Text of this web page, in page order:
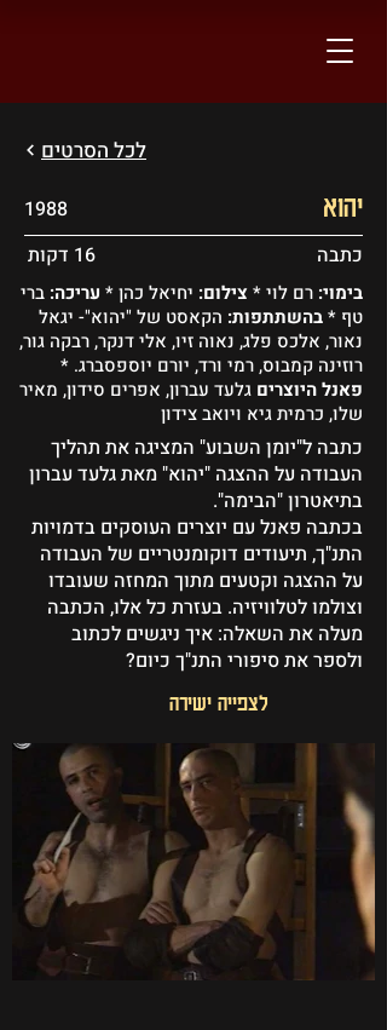
לכל הסרטים
יהוא
1988
16 דקות
כתבה
בימוי: רם לוי *צילום: יחיאל כהן * עריכה: ברי
טף *בהשתתפות: הקאסט של "יהוא"- יגאל
נאור, אלכס פלג, נאוה זיו, אלי דנקר, רבקה גור,
רוזינה קמבוס, רמי ורד, יורם יוספסברג. *
פאנל היוצרים גלעד עברון, אפרים סידון, מאיר
שלו, כרמית גיא ויואב צידון
כתבה ל"יומן השבוע" המציגה את תהליך
העבודה על ההצגה "יהוא" מאת גלעד עברון
בתיאטרון "הבימה".
בכתבה פאנל עם יוצרים העוסקים בדמויות
התנ"ך, תיעודים דוקומנטריים של העבודה
על ההצגה וקטעים מתוך המחזה שעובדו
וצולמו לטלוויזיה. בעזרת כל אלו, הכתבה
מעלה את השאלה: איך ניגשים לכתוב
ולספר את סיפורי התנ"ך כיום?
לצפייה ישירה